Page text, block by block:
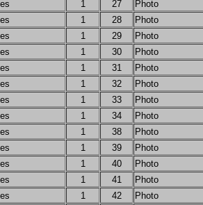
1 27
Photo
1 28
Photo
1 29
Photo
1 30
Photo
1 31
Photo
1 32
Photo
1 33
Photo
1 34
Photo
1 38
Photo
1 39
Photo
1 40
Photo
1 41
Photo
1 42
Photo